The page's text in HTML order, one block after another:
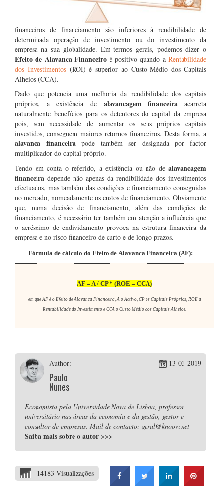
financeiros de financiamento são inferiores à rendibilidade de
determinada operação de investimento ou do investimento da
empresa na sua globalidade. Em termos gerais, podemos dizer o
Efeito de Alavanca Financeiro é positivo quando a Rentabilidade
dos Investimentos(ROI) é superior ao Custo Médio dos Capitais
Alheios (CCA).
Dado que potencia uma melhoria da rendibilidade dos capitais
próprios, a existência de alavancagem financeira acarreta
naturalmente benefícios para os detentores do capital da empresa
pois, sem necessidade de aumentar os seus próprios capitais
investidos, conseguem maiores retornos financeiros. Desta forma, a
alavanca financeirapode também ser designada por factor
multiplicador do capital próprio.
Tendo em conta o referido, a existência ou não de alavancagem
financeira depende não apenas da rendibilidade dos investimentos
efectuados, mas também das condições e financiamento conseguidas
no mercado, nomeadamente os custos de financiamento. Obviamente
que, numa decisão de financiamento, além das condições de
financiamento, é necessário ter também em atenção a influência que
o acréscimo de endividamento provoca na estrutura financeira da
empresa e no risco financeiro de curto e de longo prazos.
Fórmula de cálculo do Efeito de Alavanca Financeira (AF):
AF = A / CP * (ROE – CCA)
em que AF é o Efeito de Alavanca Financeira, A o Activo, CP os Capitais Próprios, ROE a
Rentabilidade do Investimento e CCA o Custo Médio dos Capitais Alheios.
Author:
Paulo
Nunes
13-03-2019
Economista pela Universidade Nova de Lisboa, professor
universitário nas áreas da economia e da gestão, gestor e
consultor de empresas. Mail de contacto: geral@knoow.net
Saiba mais sobre o autor >>>
14183 Visualizações